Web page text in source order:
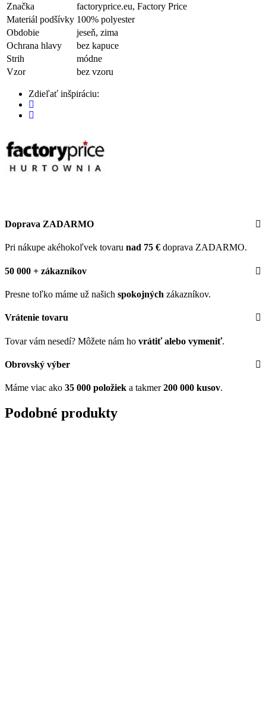
Značka
factoryprice.eu, Factory Price
Materiál podšívky 100% polyester
Obdobie
jeseň, zima
Ochrana hlavy
bez kapuce
Strih
módne
Vzor
bez vzoru
Zdieľať inšpiráciu:
Doprava ZADARMO
Pri nákupe akéhokoľvek tovaru nad 75 € doprava ZADARMO.
50 000 + zákazníkov
Presne toľko máme už našich spokojných zákazníkov.
Vrátenie tovaru
Tovar vám nesedí? Môžete nám ho vrátiť alebo vymeniť.
Obrovský výber
Máme viac ako 35 000 položiek a takmer200 000 kusov.
Podobné produkty